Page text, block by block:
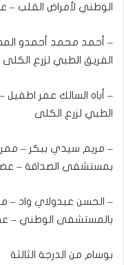
الوطني لأمراض القلب –
– أحمد محمد أحمدو
الفريق الطبي لزرع الكلى
– أباه السالك عمر
الطبي لزرع الكلى
– مريم سيدي ببكر –
بمستشفى الصداقة –
– الحسن عبدولاي واد
بالمستشفى الوطني –
بوسام من الدرجة الثالثة